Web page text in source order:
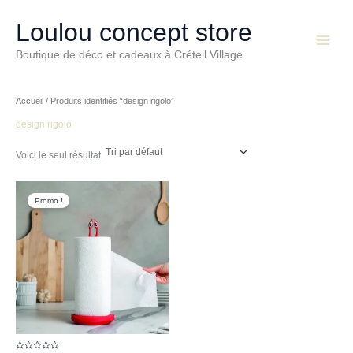
contenuLoulou concept store
Boutique de déco et cadeaux à Créteil Village
Menu
Accueil / Produits identifiés “design rigolo”
design rigolo
Voici le seul résultat
Promo !
prix
initial
€17,90.